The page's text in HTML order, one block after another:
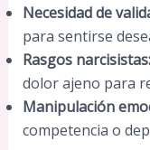
Necesidad de
para sentirse
Rasgos narcisistas:
dolor ajeno para
Manipulación
competencia o